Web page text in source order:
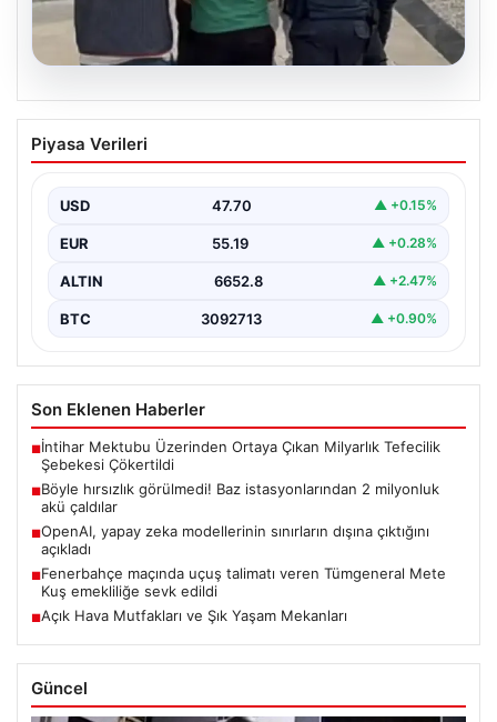
Böyle hırsızlık görülmedi! Baz
istasyonlarından 2 milyonluk akü
Piyasa Verileri
USD 47.70 ▲ +0.15%
EUR 55.19 ▲ +0.28%
ALTIN 6652.8 ▲ +2.47%
BTC 3092713 ▲ +0.90%
Son Eklenen Haberler
■İntihar Mektubu Üzerinden Ortaya Çıkan Milyarlık Tefecilik
Şebekesi Çökertildi
■Böyle hırsızlık görülmedi! Baz istasyonlarından 2 milyonluk
akü çaldılar
■OpenAI, yapay zeka modellerinin sınırların dışına çıktığını
açıkladı
■Fenerbahçe maçında uçuş talimatı veren Tümgeneral Mete
Kuş emekliliğe sevk edildi
■Açık Hava Mutfakları ve Şık Yaşam Mekanları
Güncel